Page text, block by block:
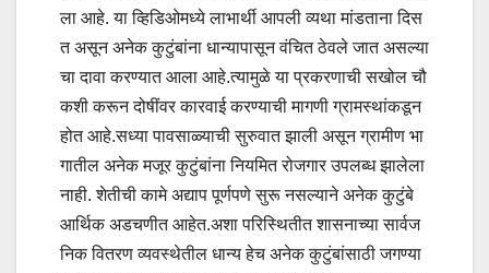
ला आहे. या व्हिडिओमध्ये लाभार्थी आपली व्यथा मांडताना दिस
त असून अनेक कुटुंबांना धान्यापासून वंचित ठेवले जात असल्या
चा दावा करण्यात आला आहे.त्यामुळे या प्रकरणाची सखोल चौ
कशी करून दोषींवर कारवाई करण्याची मागणी ग्रामस्थांकडून
होत आहे.सध्या पावसाळ्याची सुरुवात झाली असून ग्रामीण भा
गातील अनेक मजूर कुटुंबांना नियमित रोजगार उपलब्ध झालेला
नाही. शेतीची कामे अद्याप पूर्णपणे सुरू नसल्याने अनेक कुटुंबे
आर्थिक अडचणीत आहेत.अशा परिस्थितीत शासनाच्या सार्वज
निक वितरण व्यवस्थेतील धान्य हेच अनेक कुटुंबांसाठी जगण्या